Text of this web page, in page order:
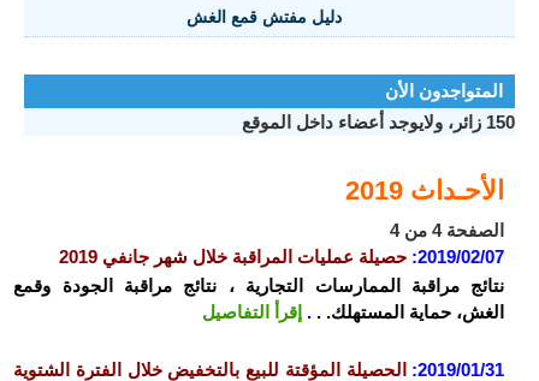
دليل مفتش قمع الغش
المتواجدون الأن
150 زائر، ولايوجد أعضاء داخل الموقع
الأحـداث 2019
الصفحة 4 من 4
2019/02/07
: حصيلة عمليات المراقبة خلال شهر جانفي 2019
نتائج مراقبة الممارسات التجارية ، نتائج مراقبة الجودة وقمع
الغش، حماية المستهلك. . . إقرأ التفاصيل
2019/01/31
: الحصيلة المؤقتة للبيع بالتخفيض خلال الفترة الشتوية